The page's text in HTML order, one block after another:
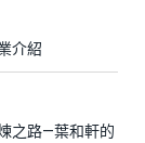
介紹
之路—葉和軒的